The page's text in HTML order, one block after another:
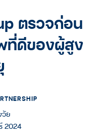
ตรวจก่อน
ที่ดีของผู้สูง
ย
2024